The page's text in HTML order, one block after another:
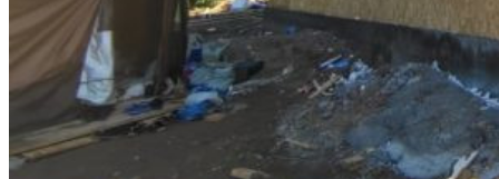
Ковров
Обнинск
Кызыл
Кисловодск
Дербент
Каспийск